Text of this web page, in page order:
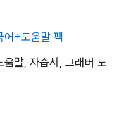
+도움말 팩
말, 자습서, 그래버 도